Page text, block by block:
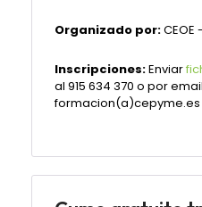
Organizado por:
Inscripciones:Enviar
al 915 634 370 o por
formacion(a)cepyme.es